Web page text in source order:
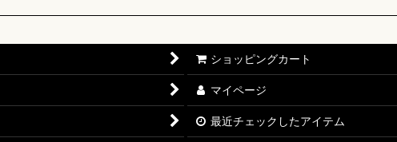
ショッピングカート
マイページ
最近チェックしたアイテム